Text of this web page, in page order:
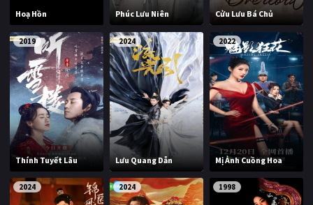
Hoạ Hồn Phúc Lưu Niên Cửu Lưu Bá Chủ
2019
Thính Tuyết Lâu
2024
Lưu Quang Dẫn
2022
Mị Ảnh Cuồng Hoa
2024 2024 1998